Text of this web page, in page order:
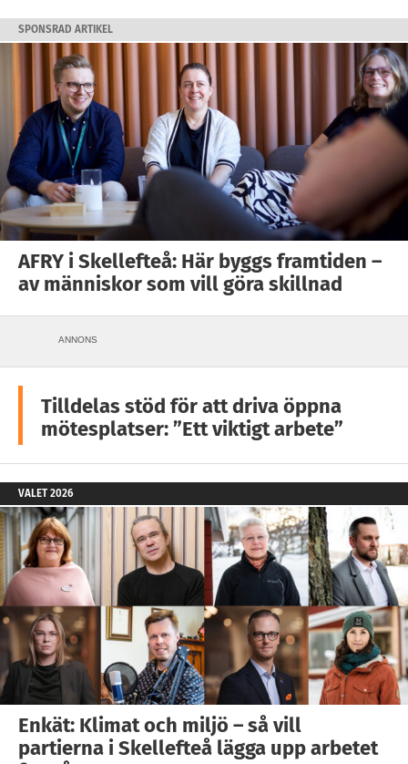
SPONSRAD ARTIKEL
AFRY i Skellefteå: Här byggs framtiden –
av människor som vill göra skillnad
ANNONS
Tilldelas stöd för att driva öppna
mötesplatser: ”Ett viktigt arbete”
VALET 2026
Enkät: Klimat och miljö – så vill
partierna i Skellefteå lägga upp arbetet